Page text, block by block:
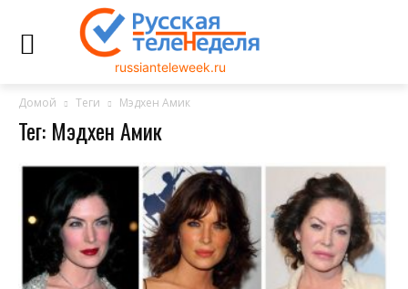
russianteleweek.ru
Домой Теги Мэдхен Амик
Тег: Мэдхен Амик